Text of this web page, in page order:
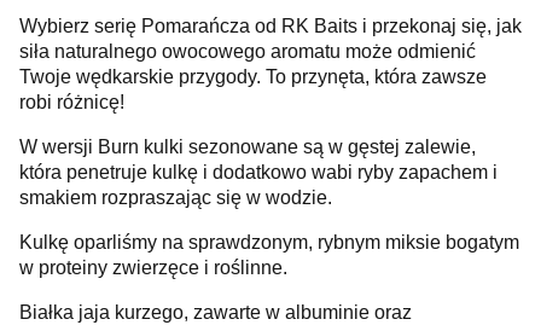
Wybierz serię Pomarańcza od RK Baits i przekonaj się, jak
siła naturalnego owocowego aromatu może odmienić
Twoje wędkarskie przygody. To przynęta, która zawsze
robi różnicę!
W wersji Burn kulki sezonowane są w gęstej zalewie,
która penetruje kulkę i dodatkowo wabi ryby zapachem i
smakiem rozpraszając się w wodzie.
Kulkę oparliśmy na sprawdzonym, rybnym miksie bogatym
w proteiny zwierzęce i roślinne.
Białka jaja kurzego, zawarte w albuminie oraz